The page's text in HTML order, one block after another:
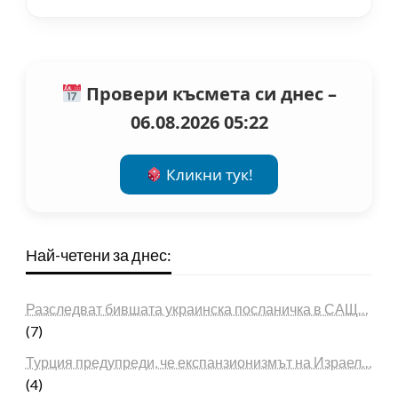
Провери късмета си днес –
06.08.2026 05:22
Кликни тук!
Най-четени за днес:
Разследват бившата украинска посланичка в САЩ…
(7)
Турция предупреди, че експанзионизмът на Израел…
(4)